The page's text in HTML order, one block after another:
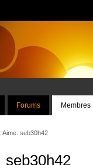
Forums Membres
Aime: seb30h42
seb30h42